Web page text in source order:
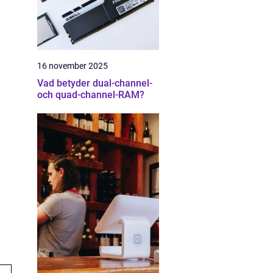
16 november 2025
Vad betyder dual-channel-
och quad-channel-RAM?